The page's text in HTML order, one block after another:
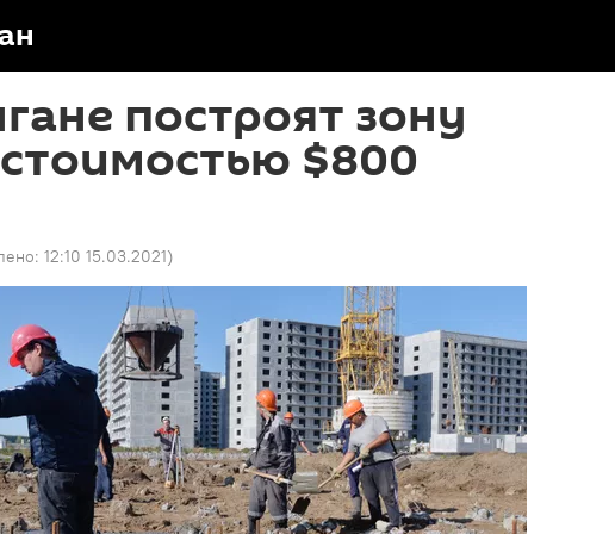
построят зону
$800
12:10 15.03.2021)